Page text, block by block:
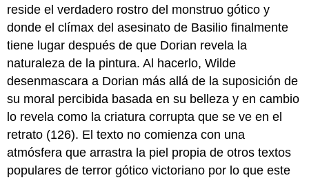
reside el verdadero rostro del monstruo gótico y
donde el clímax del asesinato de Basilio finalmente
tiene lugar después de que Dorian revela la
naturaleza de la pintura. Al hacerlo, Wilde
desenmascara a Dorian más allá de la suposición de
su moral percibida basada en su belleza y en cambio
lo revela como la criatura corrupta que se ve en el
retrato (126). El texto no comienza con una
atmósfera que arrastra la piel propia de otros textos
populares de terror gótico victoriano por lo que este